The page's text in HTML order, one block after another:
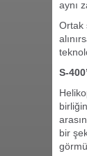
aynı
Ortak
S-
bir